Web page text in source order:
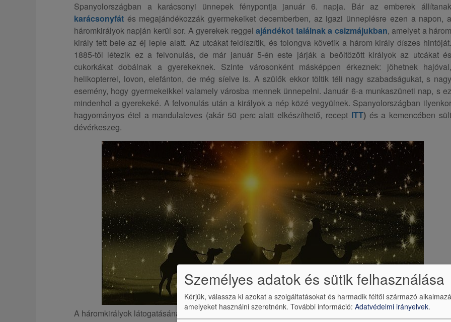
Spanyolországban a karácsonyi ünnepek fénypontja január 6. napja. Bár az emberek állítanak
karácsonyfát és megajándékozzák gyermekeiket decemberben, az igazi ünneplésre ezen a napon, a
háromkirályok napján kerül sor. A gyerekek reggelajándékot találnak a csizmájukban, amelyet a
király tett bele az éj leple alatt. Az utcákat feldíszítik, és tolongva követik a három király díszes hintóját.
1885-től létezik ez a felvonulás, de már január 5-én este járják a beöltözött királyok az utcákat és
cukorkákat dobálnak a gyerekeknek. Szinte városonként másképpen érkeznek: jöhetnek hajóval,
helikopterrel, lovon, elefánton, de még síelve is. A szülők ekkor töltik téli nagy szabadságukat, s nagy
esemény, hogy gyermekeikkel valamely városba mennek ünnepelni. Január 6-a munkaszüneti nap, s ez
mindenhol a gyerekeké. A felvonulás után a királyok a nép közé vegyülnek. Spanyolországban ilyenkor
hagyományos étel a mandulaleves (akár 50 perc alatt elkészíthető, recept ITT)és a kemencében
dévérkeszeg.
A háromkirályok látogatásának ünnepe és a vízszentelés 6-án van. Helyenként a víz mellett tömjént, krétát
Személyes adatok és sütik felhasználása
Kérjük, válassza ki azokat a szolgáltatásokat és harmadik féltől származó
amelyeket használni szeretnénk. További információ: Adatvédelmi irányelvek.